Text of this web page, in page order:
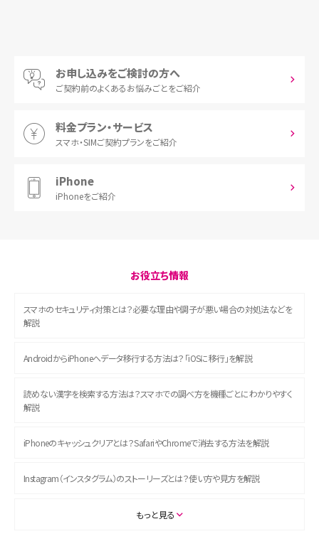
お申し込みをご検討の方へ
ご契約前のよくあるお悩みごとをご紹介
料金プラン・サービス
スマホ・SIMご契約プランをご紹介
iPhone
iPhoneをご紹介
お役立ち情報
スマホのセキュリティ対策とは？必要な理由や調子が悪い場合の対処法などを
解説
AndroidからiPhoneへデータ移行する方法は？「iOSに移行」を解説
読めない漢字を検索する方法は？スマホでの調べ方を機種ごとにわかりやすく
解説
iPhoneのキャッシュクリアとは？SafariやChromeで消去する方法を解説
Instagram（インスタグラム）のストーリーズとは？使い方や見方を解説
ASMRとは？初心者向けの代表ジャンルや楽しみ方を解説
もっと見る